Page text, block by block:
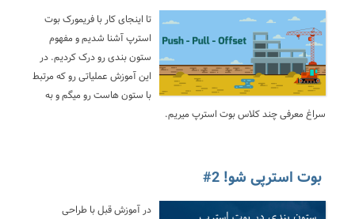
تا اینجای کار با فریمورک بوت
استرپ آشنا شدیم و مفهوم
ستون بندی رو درک کردیم. در
این آموزش عملیاتی رو که مرتبط
با ستون هاست رو میگم و به
سراغ معرفی چند کلاس بوت استرپ میریم.
بوت استرپی شو! 2#
در آموزش قبل با طراحی